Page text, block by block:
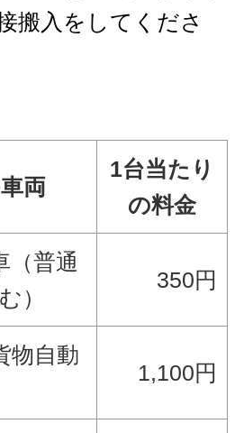
搬入をしてくださ
両
1台当たり
の料金
（普通
）
350円
物自動
1,100円